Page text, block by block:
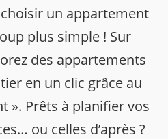
un appartement
plus simple ! Sur
des appartements
en un clic grâce au
». Prêts à planifier vos
ou celles d’après ?